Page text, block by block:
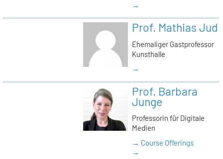
→
Prof. Mathias Jud
Ehemaliger Gastprofessor
Kunsthalle
→
Prof. Barbara
Junge
Professorin für Digitale
Medien
→ Course Offerings
→